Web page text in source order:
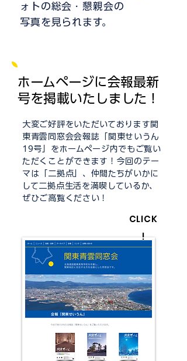
ォトの総会・懇親会の
​写真を見られます。
ホームページに会報最新
号を掲載いたしました！
大変ご好評をいただいております関
東青雲同窓会会報誌「関東せいうん
19号」をホームページ内でもご覧い
ただくことができます！今回のテー
マは「二拠点」、仲間たちがいかに
して二拠点生活を満喫しているか、
ぜひご高覧ください！
CLICK
!